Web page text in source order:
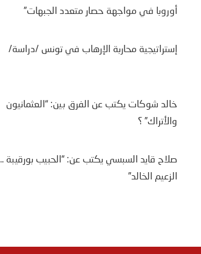
أوروبا في مواجهة حصار متعدد الجبهات”
إستراتيجية محاربة الإرهاب في تونس /دراسة/
خالد شوكات يكتب عن الفرق بين: “العثمانيون
والأتراك” ؟
صلاح قايد السبسي يكتب عن: “الحبيب بورقيبة ..
الزعيم الخالد”